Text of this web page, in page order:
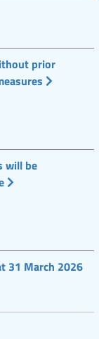
prior
will be
31 March 2026